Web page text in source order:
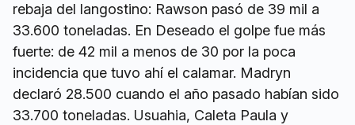
rebaja del langostino: Rawson pasó de 39 mil a
33.600 toneladas. En Deseado el golpe fue más
fuerte: de 42 mil a menos de 30 por la poca
incidencia que tuvo ahí el calamar. Madryn
declaró 28.500 cuando el año pasado habían sido
33.700 toneladas. Usuahia, Caleta Paula y